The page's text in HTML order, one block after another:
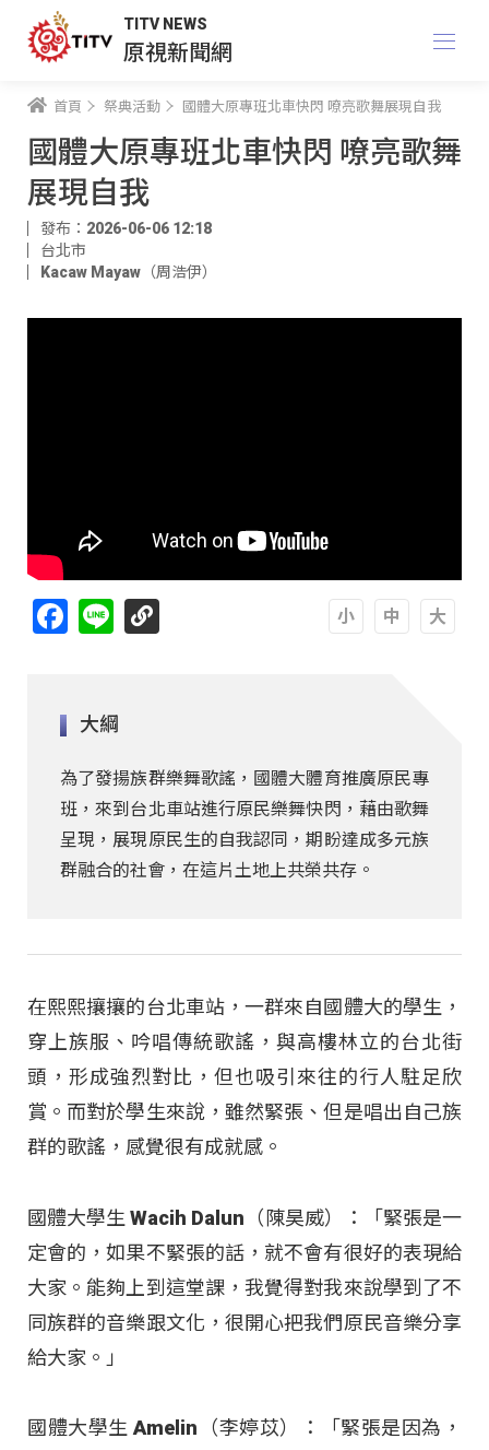
TITV NEWS
原視新聞網
首頁 祭典活動 國體大原專班北車快閃 嘹亮歌舞展現自我
國體大原專班北車快閃 嘹亮歌舞
展現自我
發布：2026-06-06 12:18
台北市
Kacaw Mayaw（周浩伊）
Facebook
Line
大綱
為了發揚族群樂舞歌謠，國體大體育推廣原民專
班，來到台北車站進行原民樂舞快閃，藉由歌舞
呈現，展現原民生的自我認同，期盼達成多元族
群融合的社會，在這片土地上共榮共存。
在熙熙攘攘的台北車站，一群來自國體大的學生，
穿上族服、吟唱傳統歌謠，與高樓林立的台北街
頭，形成強烈對比，但也吸引來往的行人駐足欣
賞。而對於學生來說，雖然緊張、但是唱出自己族
群的歌謠，感覺很有成就感。
國體大學生 Wacih Dalun（陳昊威）：「緊張是一
定會的，如果不緊張的話，就不會有很好的表現給
大家。能夠上到這堂課，我覺得對我來說學到了不
同族群的音樂跟文化，很開心把我們原民音樂分享
給大家。」
國體大學生 Amelin（李婷苡）：「緊張是因為，